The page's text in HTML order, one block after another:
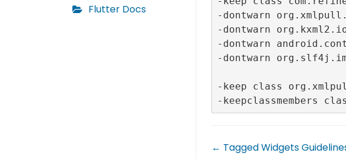
Flutter Docs
-dontwarn
-dontwarn
-dontwarn
-dontwarn
-keep class
← Tagged Widgets